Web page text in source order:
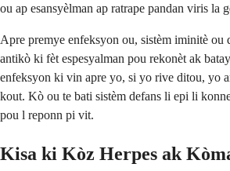
ou ap esansyèlman ap ratrape pandan viris la
Apre premye enfeksyon ou, sistèm iminitè ou
antikò ki fèt espesyalman pou rekonèt ak
enfeksyon ki vin apre yo, si yo rive ditou, yo
kout. Kò ou te bati sistèm defans li epi li
pou l reponn pi vit.
Kisa ki Kòz Herpes ak